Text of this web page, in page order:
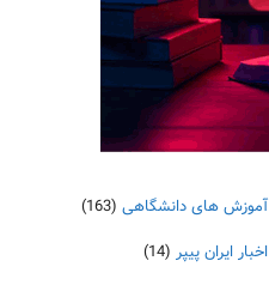
آموزش های دانشگاهی (163)
اخبار ایران پیپر (14)